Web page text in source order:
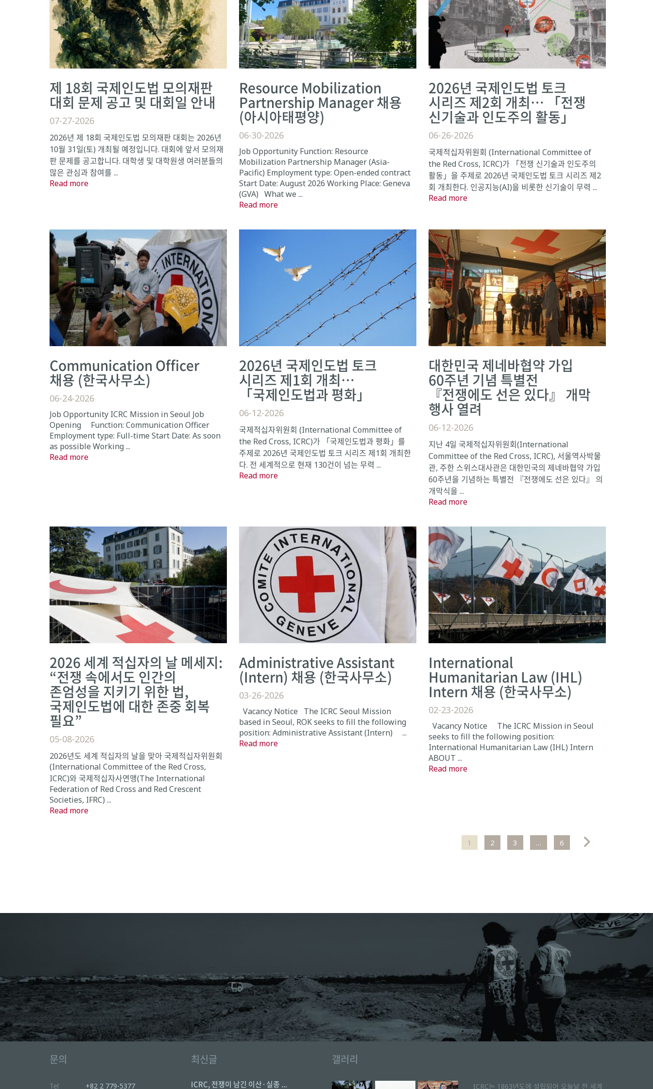
제 18회 국제인도법 모의재판
대회 문제 공고 및 대회일 안내
07-27-2026
2026년 제 18회 국제인도법 모의재판 대회는 2026년
10월 31일(토) 개최될 예정입니다. 대회에 앞서 모의재
판 문제를 공고합니다. 대학생 및 대학원생 여러분들의
많은 관심과 참여를 ...
Read more
Resource Mobilization
Partnership Manager 채용
(아시아태평양)
06-30-2026
Job Opportunity Function: Resource
Mobilization Partnership Manager (Asia-
Pacific) Employment type: Open-ended contract
Start Date: August 2026 Working Place: Geneva
(GVA) What we ...
Read more
2026년 국제인도법 토크
시리즈 제2회 개최… 「전쟁
신기술과 인도주의 활동」
06-26-2026
국제적십자위원회 (International Committee of
the Red Cross, ICRC)가 「전쟁 신기술과 인도주의
활동」을 주제로 2026년 국제인도법 토크 시리즈 제2
회 개최한다. 인공지능(AI)을 비롯한 신기술이 무력 ...
Read more
Communication Officer
채용 (한국사무소)
06-24-2026
Job Opportunity ICRC Mission in Seoul Job
Opening Function: Communication Officer
Employment type: Full-time Start Date: As soon
as possible Working ...
Read more
2026년 국제인도법 토크
시리즈 제1회 개최…
「국제인도법과 평화」
06-12-2026
국제적십자위원회 (International Committee of
the Red Cross, ICRC)가 「국제인도법과 평화」를
주제로 2026년 국제인도법 토크 시리즈 제1회 개최한
다. 전 세계적으로 현재 130건이 넘는 무력 ...
Read more
대한민국 제네바협약 가입
60주년 기념 특별전
『전쟁에도 선은 있다』 개막
행사 열려
06-12-2026
지난 4일 국제적십자위원회(International
Committee of the Red Cross, ICRC), 서울역사박물
관, 주한 스위스대사관은 대한민국의 제네바협약 가입
60주년을 기념하는 특별전 『전쟁에도 선은 있다』 의
개막식을 ...
Read more
2026 세계 적십자의 날 메세지:
“전쟁 속에서도 인간의
존엄성을 지키기 위한 법,
국제인도법에 대한 존중 회복
필요”
05-08-2026
2026년도 세계 적십자의 날을 맞아 국제적십자위원회
(International Committee of the Red Cross,
ICRC)와 국제적십자사연맹(The International
Federation of Red Cross and Red Crescent
Societies, IFRC) ...
Read more
Administrative Assistant
(Intern) 채용 (한국사무소)
03-26-2026
Vacancy Notice The ICRC Seoul Mission
based in Seoul, ROK seeks to fill the following
position: Administrative Assistant (Intern) ...
Read more
International
Humanitarian Law (IHL)
Intern 채용 (한국사무소)
02-23-2026
Vacancy Notice The ICRC Mission in Seoul
seeks to fill the following position:
International Humanitarian Law (IHL) Intern
ABOUT ...
Read more
1 2 3 … 6
문의
Tel +82 2 779-5377
최신글
ICRC, 전쟁이 남긴 이산·실종 ...
갤러리
ICRC는 1863년도에 설립되어 오늘날 전 세계